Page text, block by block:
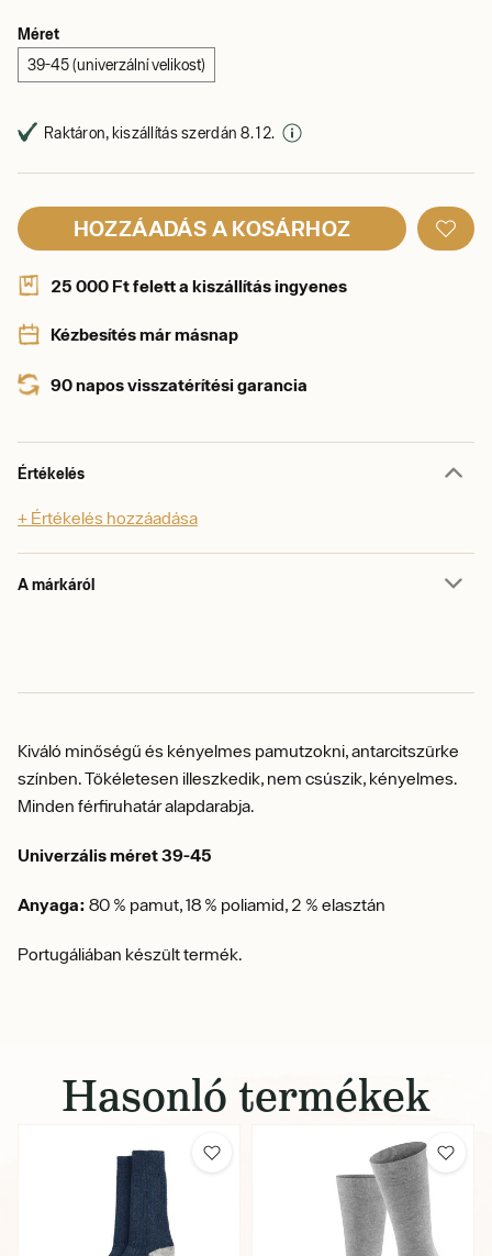
Méret
39-45 (univerzální velikost)
Raktáron, kiszállítás szerdán 8. 12.
HOZZÁADÁS A KOSÁRHOZ
25 000 Ft felett a kiszállítás ingyenes
Kézbesítés már másnap
90 napos visszatérítési garancia
Értékelés
+ Értékelés hozzáadása
A márkáról
Kiváló minőségű és kényelmes pamutzokni, antarcitszürke
színben.Tökéletesen illeszkedik, nem csúszik, kényelmes.
Minden férfiruhatár alapdarabja.
Univerzális méret 39-45
Anyaga: 80 % pamut, 18 % poliamid, 2 % elasztán
Portugáliában készült termék.
Hasonló termékek